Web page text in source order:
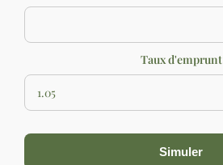
Taux d'emprunt
Simuler